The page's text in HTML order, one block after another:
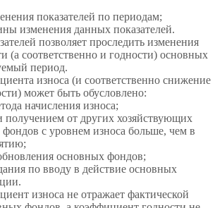
показателей по периодам;
изменения данных показателей.
позволяет проследить изменения
(а соответственно и годности) основных
период.
износа (и соответственно снижение
может быть обусловлено:
начисления износа;
получением от других хозяйствующих
с уровнем износа больше, чем в
основных фондов;
по вводу в действие основных
износа не отражает фактической